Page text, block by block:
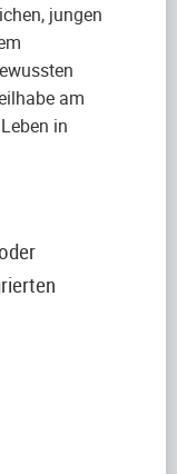
jungen
am
in